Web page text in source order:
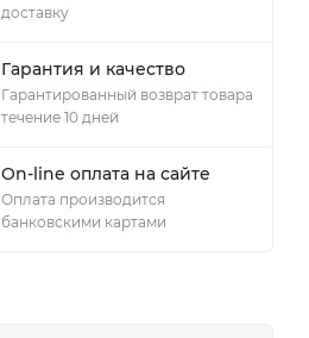
доставку
Гарантия и качество
Гарантированный возврат товара
течение 10 дней
On-line оплата на сайте
Оплата производится
банковскими картами